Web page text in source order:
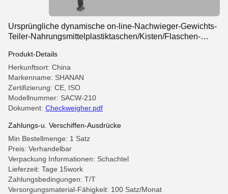
Ursprüngliche dynamische on-line-Nachwieger-Gewichts-
Teiler-Nahrungsmittelplastiktaschen/Kisten/Flaschen-
Produkt-Details
Herkunftsort: China
Markenname: SHANAN
Zertifizierung: CE, ISO
Modellnummer: SACW-210
Dokument: Checkweigher.pdf
Zahlungs-u. Verschiffen-Ausdrücke
Min Bestellmenge: 1 Satz
Preis: Verhandelbar
Verpackung Informationen: Schachtel
Lieferzeit: Tage 15work
Zahlungsbedingungen: T/T
Versorgungsmaterial-Fähigkeit: 100 Satz/Monat